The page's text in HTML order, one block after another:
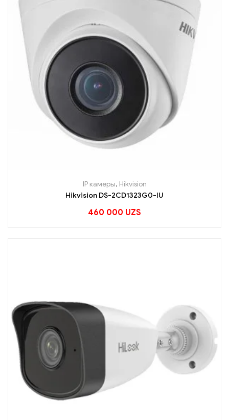
IP камеры, Hikvision
Hikvision DS-2CD1323G0-IU
460 000 UZS